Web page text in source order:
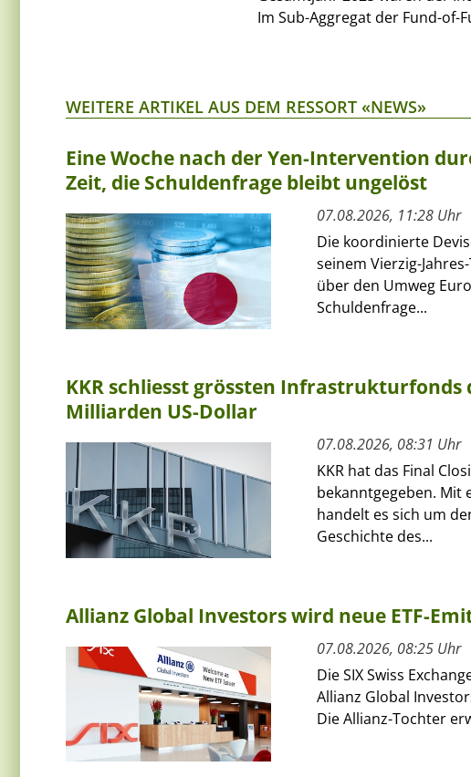
Im Sub-Aggregat der Fund-
WEITERE ARTIKEL AUS DEM RESSORT «NEWS»
Eine Woche nach der Yen-Intervention
Zeit, die Schuldenfrage bleibt ungelöst
07.08.2026, 11:28 Uhr
Die koordinierte
seinem Vierzig-
über den Umweg
Schuldenfrage...
KKR schliesst grössten Infrastrukturfonds
Milliarden US-Dollar
07.08.2026, 08:31 Uhr
KKR hat das Final
bekanntgegeben. Mit
handelt es sich um
Geschichte des...
Allianz Global Investors wird neue ETF-
07.08.2026, 08:25 Uhr
Die SIX Swiss
Allianz Global
Die Allianz-Tochter